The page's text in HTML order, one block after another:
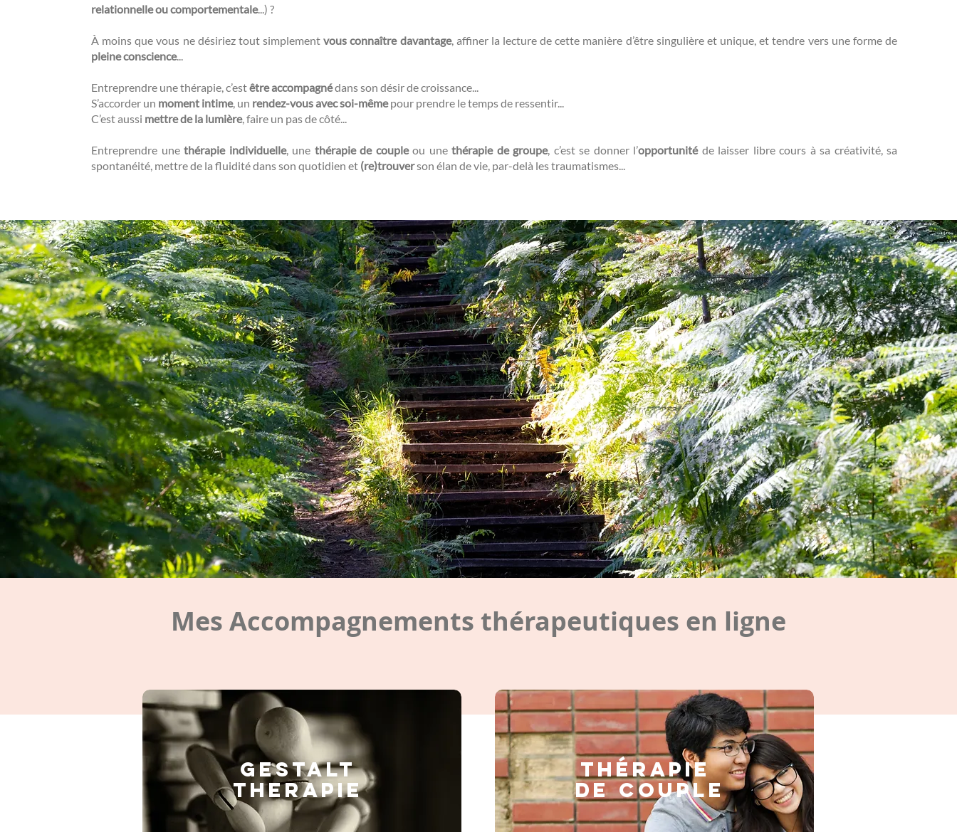
relationnelle ou comportementale...) ?
À moins que vous ne désiriez tout simplementvous connaître davantage, affiner la lecture de cette manière d’être singulière et unique, et tendre vers une forme de
pleine conscience...
Entreprendre une thérapie, c’estêtre accompagnédans son désir de croissance...
S’accorder un moment intime, un rendez-vous avec soi-mêmepour prendre le temps de ressentir...
C’est aussi mettre de la lumière, faire un pas de côté...
Entreprendre une thérapie individuelle, une thérapie de coupleou une thérapie de groupe, c’est se donner l’opportunité de laisser libre cours à sa créativité, sa
spontanéité, mettre de la fluidité dans son quotidien et (re)trouverson élan de vie, par-delà les traumatismes...
Mes Accompagnements thérapeutiques en ligne
GESTALT
THERAPIE
Thérapie
de couple